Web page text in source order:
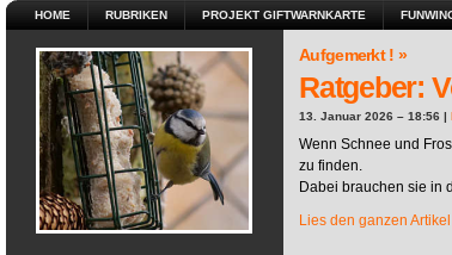
HOME RUBRIKEN PROJEKT GIFTWARNKARTE
Aufgemerkt ! »
Ratgeber:
13. Januar 2026 – 18:56 |
Wenn Schnee und
zu finden.
Dabei brauchen sie in
Lies den ganzen